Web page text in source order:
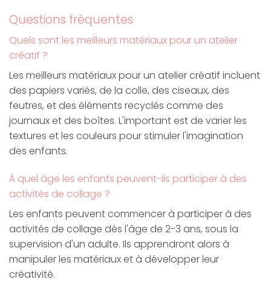
Questions fréquentes
Quels sont les meilleurs matériaux pour un atelier
créatif ?
Les meilleurs matériaux pour un atelier créatif incluent
des papiers variés, de la colle, des ciseaux, des
feutres, et des éléments recyclés comme des
journaux et des boîtes. L'important est de varier les
textures et les couleurs pour stimuler l'imagination
des enfants.
À quel âge les enfants peuvent-ils participer à des
activités de collage ?
Les enfants peuvent commencer à participer à des
activités de collage dès l'âge de 2-3 ans, sous la
supervision d'un adulte. Ils apprendront alors à
manipuler les matériaux et à développer leur
créativité.